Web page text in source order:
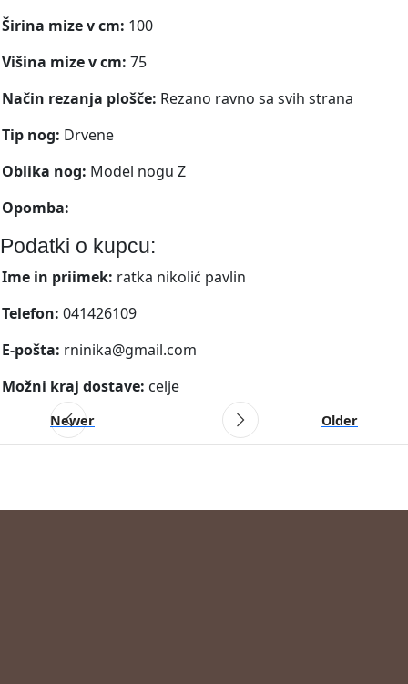
Širina mize v cm: 100
Višina mize v cm: 75
Način rezanja plošče: Rezano ravno sa svih strana
Tip nog: Drvene
Oblika nog: Model nogu Z
Opomba:
Podatki o kupcu:
Ime in priimek: ratka nikolić pavlin
Telefon: 041426109
E-pošta: rninika@gmail.com
Možni kraj dostave: celje
Newer Older